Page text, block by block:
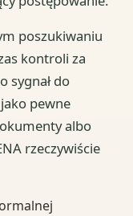
poszukiwaniu
kontroli za
sygnał do
pewne
albo
rzeczywiście